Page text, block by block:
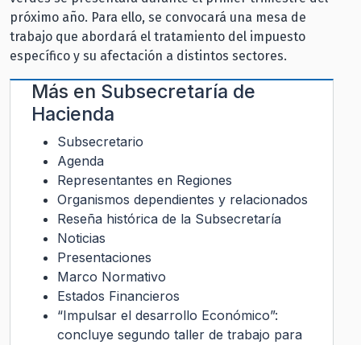
próximo año. Para ello, se convocará una mesa de
trabajo que abordará el tratamiento del impuesto
específico y su afectación a distintos sectores.
Más en Subsecretaría de
Hacienda
Subsecretario
Agenda
Representantes en Regiones
Organismos dependientes y relacionados
Reseña histórica de la Subsecretaría
Noticias
Presentaciones
Marco Normativo
Estados Financieros
“Impulsar el desarrollo Económico”:
concluye segundo taller de trabajo para